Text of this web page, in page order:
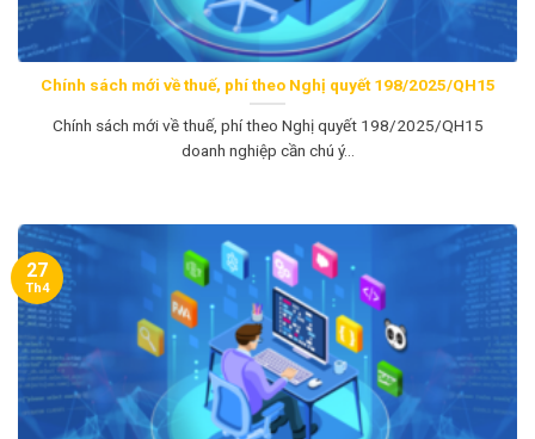
Chính sách mới về thuế, phí theo Nghị quyết 198/2025/QH15
Chính sách mới về thuế, phí theo Nghị quyết 198/2025/QH15
doanh nghiệp cần chú ý...
27
Th4